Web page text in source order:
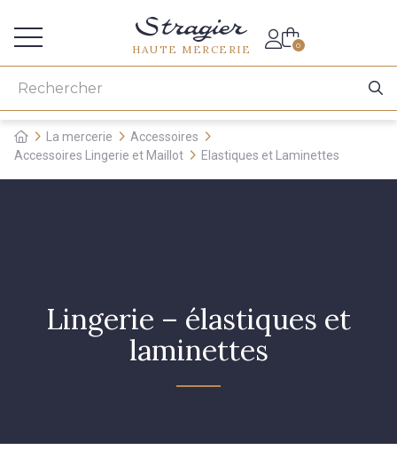
HAUTE MERCERIE 0
La mercerie
Accessoires
Accessoires Lingerie et Maillot
Elastiques et Laminettes
Lingerie – élastiques et
laminettes